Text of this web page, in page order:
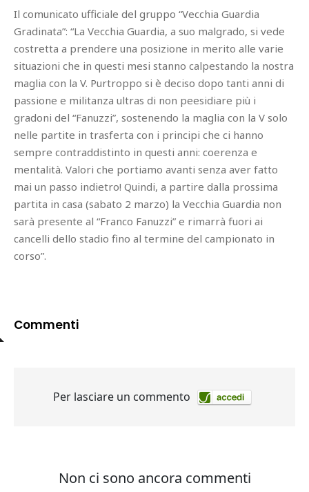
Il comunicato ufficiale del gruppo “Vecchia Guardia
Gradinata”: “La Vecchia Guardia, a suo malgrado, si vede
costretta a prendere una posizione in merito alle varie
situazioni che in questi mesi stanno calpestando la nostra
maglia con la V. Purtroppo si è deciso dopo tanti anni di
passione e militanza ultras di non peesidiare più i
gradoni del “Fanuzzi”, sostenendo la maglia con la V solo
nelle partite in trasferta con i principi che ci hanno
sempre contraddistinto in questi anni: coerenza e
mentalità. Valori che portiamo avanti senza aver fatto
mai un passo indietro! Quindi, a partire dalla prossima
partita in casa (sabato 2 marzo) la Vecchia Guardia non
sarà presente al “Franco Fanuzzi” e rimarrà fuori ai
cancelli dello stadio fino al termine del campionato in
corso”.
Commenti